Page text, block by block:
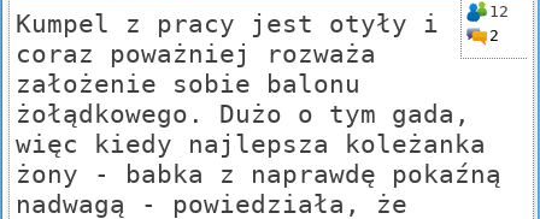
12
2
Kumpel z pracy jest otyły i
coraz poważniej rozważa
założenie sobie balonu
żołądkowego. Dużo o tym gada,
więc kiedy najlepsza koleżanka
żony - babka z naprawdę pokaźną
nadwagą - powiedziała, że